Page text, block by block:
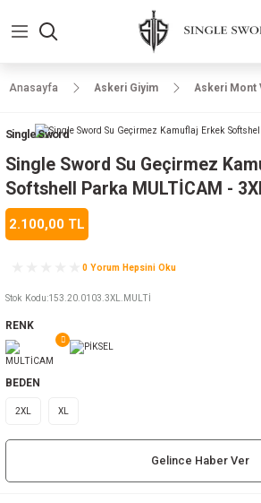
Geri Dön
Geri Dön
Geri Dön
Geri Dön
Geri Dön
Geri Dön
Geri Dön
Anasayfa Askeri Giyim Askeri Mont
Single Sword
Single Sword Su Geçirmez
Softshell Parka MULTİCAM -
2.100,00 TL
0 Yorum Hepsini Oku
Stok Kodu:153.20.0103.3XL.MULTİ
RENK
BEDEN
2XL XL
Gelince Haber Ver